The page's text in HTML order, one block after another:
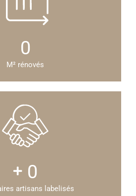
0
M² rénovés
0
artisans labelisés